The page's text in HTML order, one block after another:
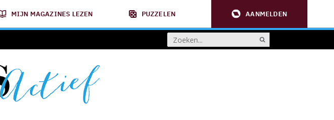
MIJN MAGAZINES LEZEN PUZZELEN AANMELDEN